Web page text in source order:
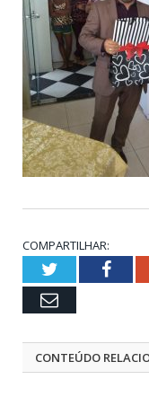
COMPARTILHAR:
Twitter
Email
CONTEÚDO